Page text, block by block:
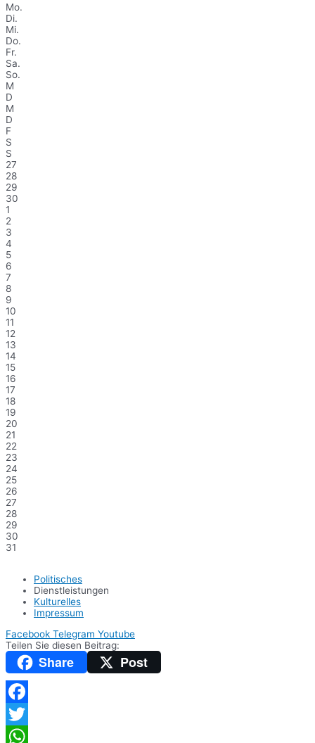
Mo.
Di.
Mi.
Do.
Fr.
Sa.
So.
M
D
M
D
F
S
S
27
28
29
30
1
2
3
4
5
6
7
8
9
10
11
12
13
14
15
16
17
18
19
20
21
22
23
24
25
26
27
28
29
30
31
Politisches
Dienstleistungen
Kulturelles
Impressum
Facebook Telegram Youtube
Teilen Sie diesen Beitrag:
Share Post
Facebook
Twitter